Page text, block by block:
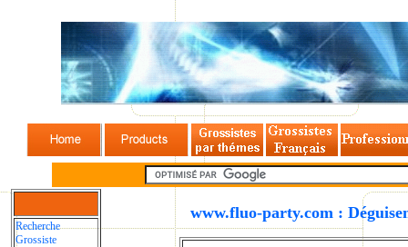
Recherche
Grossiste
www.fluo-party.com :